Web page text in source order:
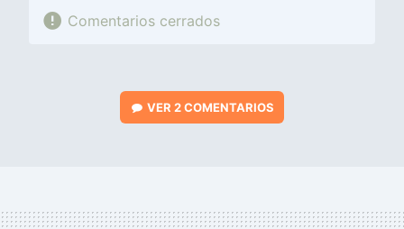
Comentarios cerrados
VER2 COMENTARIOS